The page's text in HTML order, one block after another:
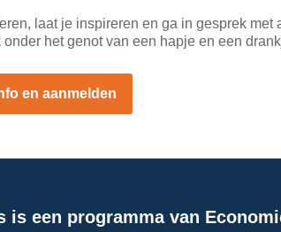
laat je inspireren en ga in gesprek
onder het genot van een hapje en een
en aanmelden
is een programma van